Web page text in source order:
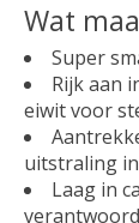
Wat
Super
Rijk aan
eiwit voor
uitstraling
Laag in